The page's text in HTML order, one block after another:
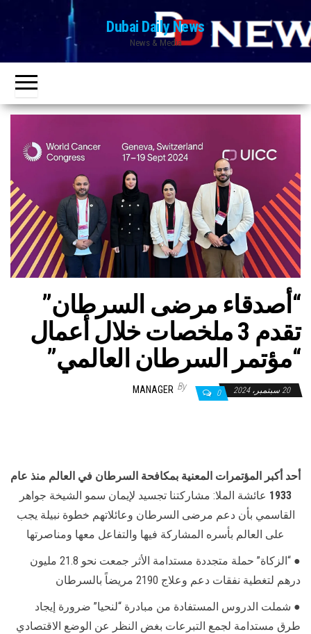
to
the
content
Dubai Daily News
News & Media
“أصدقاء مرضى السرطان”
تقدم 3 ملخصات خلال أعمال
“مؤتمر السرطان العالمي”
20 سبتمبر، 2024 0
By
MANAGER
أحد أكبر المؤتمرات المعنية بمكافحة السرطان في العالم منذ عام
1933 عائشة الملا: مشاركتنا تجسيد لإيمان سمو الشيخة جواهر
القاسمي بأن دعم مرضى السرطان وعائلاتهم خطوة نبيلة يجب
على العالم بأسره المشاركة فيها والتفاعل معها ومناصرتها
● “الزكاة” حملة متجددة مستدامة الأثر جمعت نحو 21.8 مليون
درهم لتغطية نفقات دعم وعلاج 2190 مريضاً بالسرطان
● شملت الدروس المستفادة من مبادرة “لنحيا” ضرورة إيجاد
طرق مستدامة لجمع التبرعات بغض النظر عن الوضع الاقتصادي